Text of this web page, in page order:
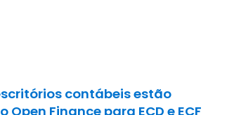
contábeis estão
Finance para ECD e ECF